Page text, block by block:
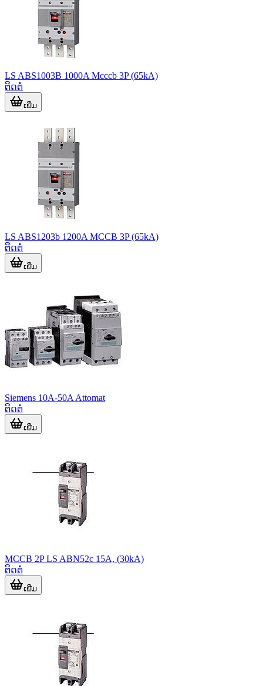
LS ABS1003B 1000A Mcccb 3P (65kA)
ຕິດຕໍ່
ເພີ່ມ
LS ABS1203b 1200A MCCB 3P (65kA)
ຕິດຕໍ່
ເພີ່ມ
Siemens 10A-50A Attomat
ຕິດຕໍ່
ເພີ່ມ
MCCB 2P LS ABN52c 15A, (30kA)
ຕິດຕໍ່
ເພີ່ມ